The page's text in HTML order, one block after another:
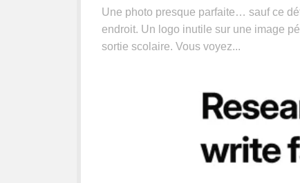
Une photo presque parfaite… sauf ce
endroit. Un logo inutile sur une image
sortie scolaire. Vous voyez...